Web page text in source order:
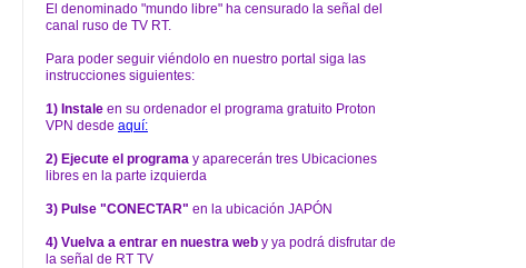
El denominado "mundo libre" ha censurado la señal del
canal ruso de TV RT.
Para poder seguir viéndolo en nuestro portal siga las
instrucciones siguientes:
1) Instale en su ordenador el programa gratuito Proton
VPN desde aquí:
2) Ejecute el programa y aparecerán tres Ubicaciones
libres en la parte izquierda
3) Pulse "CONECTAR" en la ubicación JAPÓN
4) Vuelva a entrar en nuestra web y ya podrá disfrutar de
la señal de RT TV